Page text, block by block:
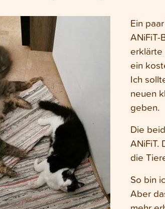
Ein
ANiFiT-
erklärte
ein
Ich
neuen
geben.
Die
ANiFiT.
die
So bin
Aber